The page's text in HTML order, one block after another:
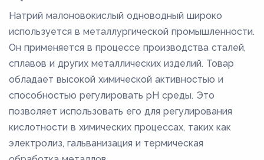
Натрий малоновокислый одноводный широко
используется в металлургической промышленности.
Он применяется в процессе производства сталей,
сплавов и других металлических изделий. Товар
обладает высокой химической активностью и
способностью регулировать pH среды. Это
позволяет использовать его для регулирования
кислотности в химических процессах, таких как
электролиз, гальванизация и термическая